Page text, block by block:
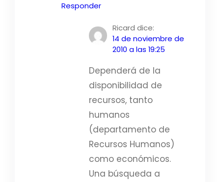
Responder
Ricard dice:
14 de noviembre de
2010 a las 19:25
Dependerá de la
disponibilidad de
recursos, tanto
humanos
(departamento de
Recursos Humanos)
como económicos.
Una búsqueda a